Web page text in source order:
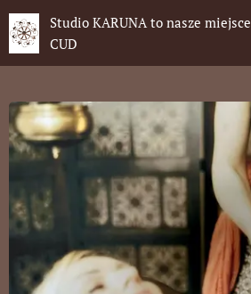
Studio KARUNA to nasze miejsce
CUD